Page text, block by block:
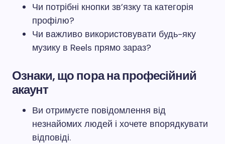
Чи потрібні кнопки зв’язку та категорія
профілю?
Чи важливо використовувати будь-яку
музику в Reels прямо зараз?
Ознаки, що пора на професійний
акаунт
Ви отримуєте повідомлення від
незнайомих людей і хочете впорядкувати
відповіді.